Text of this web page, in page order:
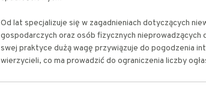
Od lat specjalizuje się w zagadnieniach dotyczących
gospodarczych oraz osób fizycznych nieprowadzących
swej praktyce dużą wagę przywiązuje do pogodzenia
wierzycieli, co ma prowadzić do ograniczenia liczby